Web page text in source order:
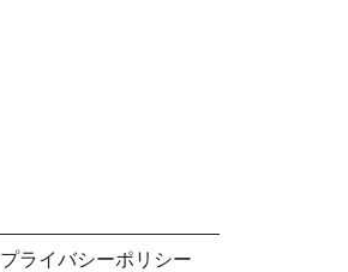
プライバシーポリシー